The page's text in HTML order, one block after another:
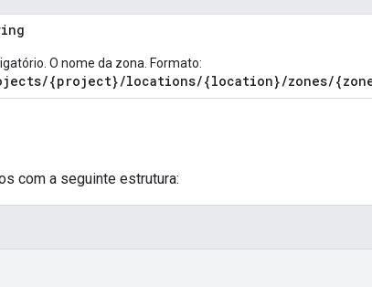
O nome da zona. Formato:
{project}/locations/{location}/zones/
com a seguinte estrutura: